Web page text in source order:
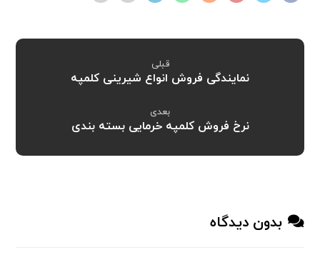
قبلی
نمایندگی فروش انواع شیرینی کلمپه
بعدی
نرخ فروش کلمپه خرمایی بسته بندی
بدون دیدگاه